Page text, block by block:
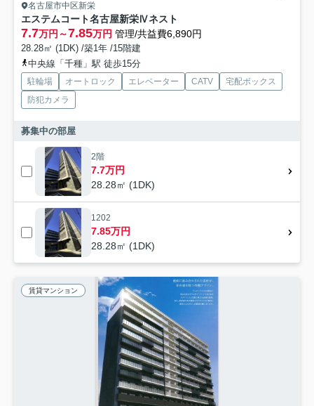
名古屋市中区新栄
エステムコート名古屋新栄Ⅳネスト
7.7万円～7.85万円 管理/共益費6,890円
28.28㎡ (1DK) /築1年 /15階建
中央線「千種」駅 徒歩15分
駐輪場 オートロック エレベーター CATV
宅配ボックス
防犯カメラ
募集中の部屋
2階
7.7万円
28.28㎡ (1DK)
1202
7.85万円
28.28㎡ (1DK)
賃貸マンション